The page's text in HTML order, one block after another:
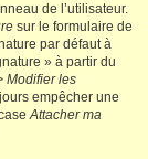
de l’utilisateur.
sur le formulaire de
par défaut à
» à partir du
Modifier les
empêcher une
Attacher ma